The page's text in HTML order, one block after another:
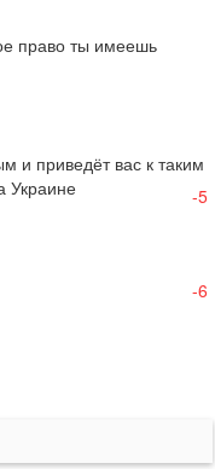
право ты имеешь
и приведёт вас к таким
Украине
-5
-6